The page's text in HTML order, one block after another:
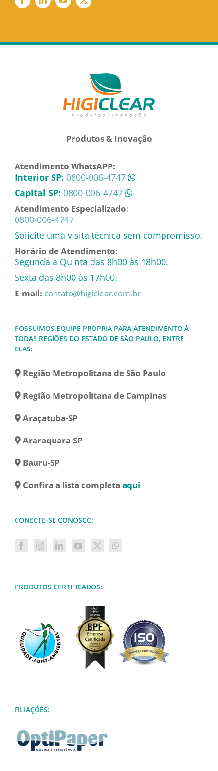
Produtos & Inovação
Atendimento WhatsAPP:
Interior SP: 0800-006-4747
Capital SP: 0800-006-4747
Atendimento Especializado:
0800-006-4747
Solicite uma visita técnica sem compromisso.
Horário de Atendimento:
Segunda a Quinta das 8h00 às 18h00.
Sexta das 8h00 às 17h00.
E-mail: contato@higiclear.com.br
POSSUÍMOS EQUIPE PRÓPRIA PARA ATENDIMENTO À
TODAS REGIÕES DO ESTADO DE SÃO PAULO, ENTRE
ELAS:
Região Metropolitana de São Paulo
Região Metropolitana de Campinas
Araçatuba-SP
Araraquara-SP
Bauru-SP
Confira a lista completa aqui
CONECTE-SE CONOSCO:
PRODUTOS CERTIFICADOS:
FILIAÇÕES: